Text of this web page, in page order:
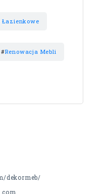
Łazienkowe
#Renowacja Mebli
dekormeb/